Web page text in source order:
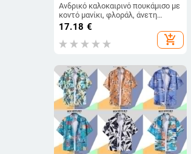
Ανδρικό καλοκαιρινό πουκάμισο με
κοντό μανίκι, φλοράλ, άνετη
γραμμή, κορεάτικο στυλ, Χαβάη
ρετρό έμπνευση
17.18 €
add_shopping_cart